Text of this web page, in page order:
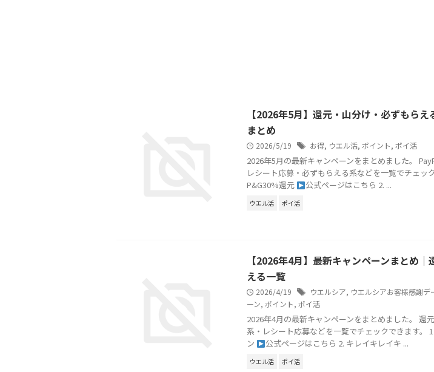
【2026年5月】還元・山分け・必ずもらえ
まとめ
2026/5/19 お得, ウエル活, ポイント, ポイ活
2026年5月の最新キャンペーンをまとめました。
レシート応募・必ずもらえる系などを一覧でチェッ
P&G30%還元
公式ページはこちら 2. ...
ウエル活 ポイ活
【2026年4月】最新キャンペーンまとめ｜
える一覧
2026/4/19 ウエルシア, ウエルシアお客様感謝デ
ーン, ポイント, ポイ活
2026年4月の最新キャンペーンをまとめました。 還
系・レシート応募などを一覧でチェックできます。
ン
公式ページはこちら 2. キレイキレイキ ...
ウエル活 ポイ活